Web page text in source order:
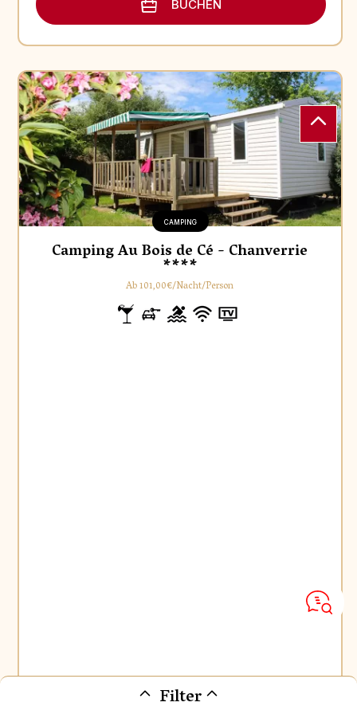
Filter
BUCHEN
CAMPING
Camping Au Bois de Cé - Chanverrie
****
Ab 101,00€/Nacht/Person